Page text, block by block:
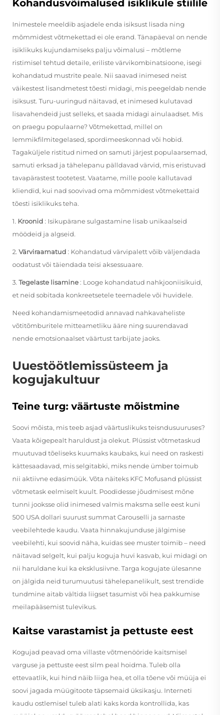
Kohandusvõimalused isiklikule stiilile
Inimestele meeldib asjadele enda isiksust lisada ning
mõmmidest võtmekettad ei ole erand. Tänapäeval on nende
isiklikuks kujundamiseks palju võimalusi – mõtleme
ristimisel tehtud detaile, eriliste värvikombinatsioone, isegi
kohandatud mustrite peale. Nii saavad inimesed neist
väikestest lisandmetest tõesti midagi, mis peegeldab nende
isiksust. Turu-uuringud näitavad, et inimesed kulutavad
lisavahendeid just selleks, et saada midagi ainulaadset. Mis
on praegu populaarne? Võtmekettad, millel on
lemmikfilmitegelased, spordimeeskonnad või hobid.
Tagaküljele ristitud nimed on samuti järjest populaarsemad,
samuti erksad ja tähelepanu pälldavad värvid, mis eristuvad
tavapärastest tootetest. Vaatame, mille poole kallutavad
kliendid, kui nad soovivad oma mõmmidest võtmekettaid
tõesti isiklikuks teha.
1. Kroonid : Isikupärane sulgastamine lisab unikaalseid
möödeid ja algseid.
2. Värviraamatud : Kohandatud värvipalett võib väljendada
oodatust või täiendada teisi aksessuaare.
3. Tegelaste lisamine: Looge kohandatud nahkjooniisikuid,
et neid sobitada konkreetsetele teemadele või huvidele.
Need kohandamismeetodid annavad nahkavaheliste
võtitõmburitele mitteametliku ääre ning suurendavad
nende emotsionaalset väärtust tarbijate jaoks.
Uuestöötlemissüsteem ja
kogujakultuur
Teine turg: väärtuste mõistmine
Soovi mõista, mis teeb asjad väärtuslikuks teisndusuuruses?
Vaata kõigepealt haruldust ja olekut. Plüssist võtmetaskud
muutuvad tõeliseks kuumaks kaubaks, kui need on raskesti
kättesaadavad, mis selgitabki, miks nende ümber toimub
nii aktiivne edasimüük. Võta näiteks KFC Mofusand plüssist
võtmetask eelmiselt kuult. Poodidesse jõudmisest mõne
tunni jooksse olid inimesed valmis maksma selle eest kuni
500 USA dollari suurust summat Carouselli ja sarnaste
veebilehtede kaudu. Vaata hinnakujunduse jälgimise
veebilehti, kui soovid näha, kuidas see muster toimib – need
näitavad selgelt, kui palju koguja huvi kasvab, kui midagi on
nii haruldane kui ka eksklusiivne. Targa kogujate ülesanne
on jälgida neid turumuutusi tähelepanelikult, sest trendide
tundmine aitab vältida liigset tasumist või hea pakkumise
meilapääsemist tulevikus.
Kaitse varastamist ja pettuste eest
Kogujad peavad oma villaste võtmenööride kaitsmisel
varguse ja pettuste eest silm peal hoidma. Tuleb olla
ettevaatlik, kui hind näib liiga hea, et olla tõene või müüja ei
soovi jagada müügitoote täpsemaid üksikasju. Interneti
kaudu ostlemisel tuleb alati kaks korda kontrollida, kas